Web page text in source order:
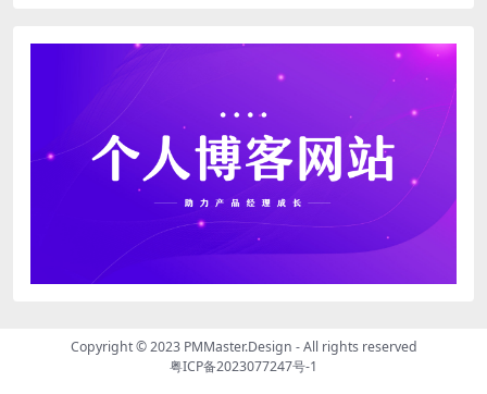
Copyright © 2023 PMMaster.Design - All rights reserved
粤ICP备2023077247号-1